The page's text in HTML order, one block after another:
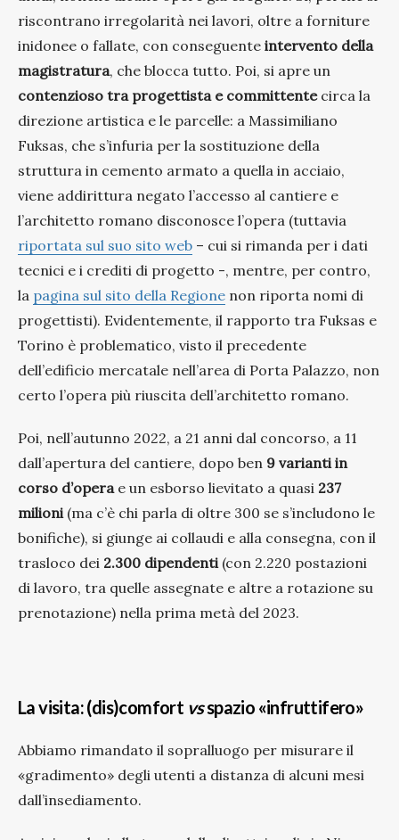
riscontrano irregolarità nei lavori, oltre a forniture
inidonee o fallate, con conseguente intervento della
magistratura, che blocca tutto. Poi, si apre un
contenzioso tra progettista e committentecirca la
direzione artistica e le parcelle: a Massimiliano
Fuksas, che s’infuria per la sostituzione della
struttura in cemento armato a quella in acciaio,
viene addirittura negato l’accesso al cantiere e
l’architetto romano disconosce l’opera (tuttavia
riportata sul suo sito web – cui si rimanda per i dati
tecnici e i crediti di progetto -, mentre, per contro,
la pagina sul sito della Regione non riporta nomi di
progettisti). Evidentemente, il rapporto tra Fuksas e
Torino è problematico, visto il precedente
dell’edificio mercatale nell’area di Porta Palazzo, non
certo l’opera più riuscita dell’architetto romano.
Poi, nell’autunno 2022, a 21 anni dal concorso, a 11
dall’apertura del cantiere, dopo ben 9 varianti in
corso d’opera e un esborso lievitato a quasi 237
milioni (ma c’è chi parla di oltre 300 se s’includono le
bonifiche), si giunge ai collaudi e alla consegna, con il
trasloco dei 2.300 dipendenti (con 2.220 postazioni
di lavoro, tra quelle assegnate e altre a rotazione su
prenotazione) nella prima metà del 2023.
La visita: (dis)comfort vsspazio «infruttifero»
Abbiamo rimandato il sopralluogo per misurare il
«gradimento» degli utenti a distanza di alcuni mesi
dall’insediamento.